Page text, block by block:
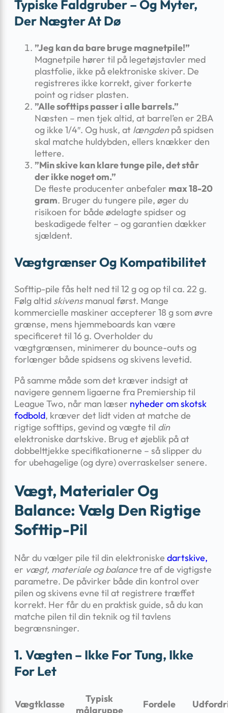
Typiske Faldgruber – Og Myter,
Der Nægter At Dø
”Jeg kan da bare bruge magnetpile!”
Magnetpile hører til på legetøjstavler med
plastfolie, ikke på elektroniske skiver. De
registreres ikke korrekt, giver forkerte
point og ridser plasten.
”Alle softtips passer i alle barrels.”
Næsten – men tjek altid, at barrel’en er 2BA
og ikke 1/4″. Og husk, at længdenpå spidsen
skal matche huldybden, ellers knækker den
lettere.
”Min skive kan klare tunge pile, det står
der ikke noget om.”
De fleste producenter anbefaler max 18-20
gram. Bruger du tungere pile, øger du
risikoen for både ødelagte spidser og
beskadigede felter – og garantien dækker
sjældent.
Vægtgrænser Og Kompatibilitet
Softtip-pile fås helt ned til 12 g og op til ca. 22 g.
Følg altid skivensmanual først. Mange
kommercielle maskiner accepterer 18 g som øvre
grænse, mens hjemmeboards kan være
specificeret til 16 g. Overholder du
vægtgrænsen, minimerer du bounce-outs og
forlænger både spidsens og skivens levetid.
På samme måde som det kræver indsigt at
navigere gennem ligaerne fra Premiership til
League Two, når man læser nyheder om skotsk
fodbold, kræver det lidt viden at matche de
rigtige softtips, gevind og vægte til din
elektroniske dartskive. Brug et øjeblik på at
dobbelttjekke specifikationerne – så slipper du
for ubehagelige (og dyre) overraskelser senere.
Vægt, Materialer Og
Balance: Vælg Den Rigtige
Softtip-Pil
Når du vælger pile til din elektroniske dartskive,
er vægt, materiale og balancetre af de vigtigste
parametre. De påvirker både din kontrol over
pilen og skivens evne til at registrere træffet
korrekt. Her får du en praktisk guide, så du kan
matche pilen til din teknik og til tavlens
begrænsninger.
1. Vægten – Ikke For Tung, Ikke
For Let
Vægtklasse
Typisk
målgruppe
Fordele